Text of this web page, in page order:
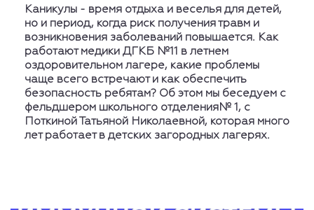
Каникулы - время отдыха и веселья для детей,
но и период, когда риск получения травм и
возникновения заболеваний повышается. Как
работают медики ДГКБ №11 в летнем
оздоровительном лагере, какие проблемы
чаще всего встречают и как обеспечить
безопасность ребятам? Об этом мы беседуем с
фельдшером школьного отделения№ 1, с
Поткиной Татьяной Николаевной, которая много
лет работает в детских загородных лагерях.